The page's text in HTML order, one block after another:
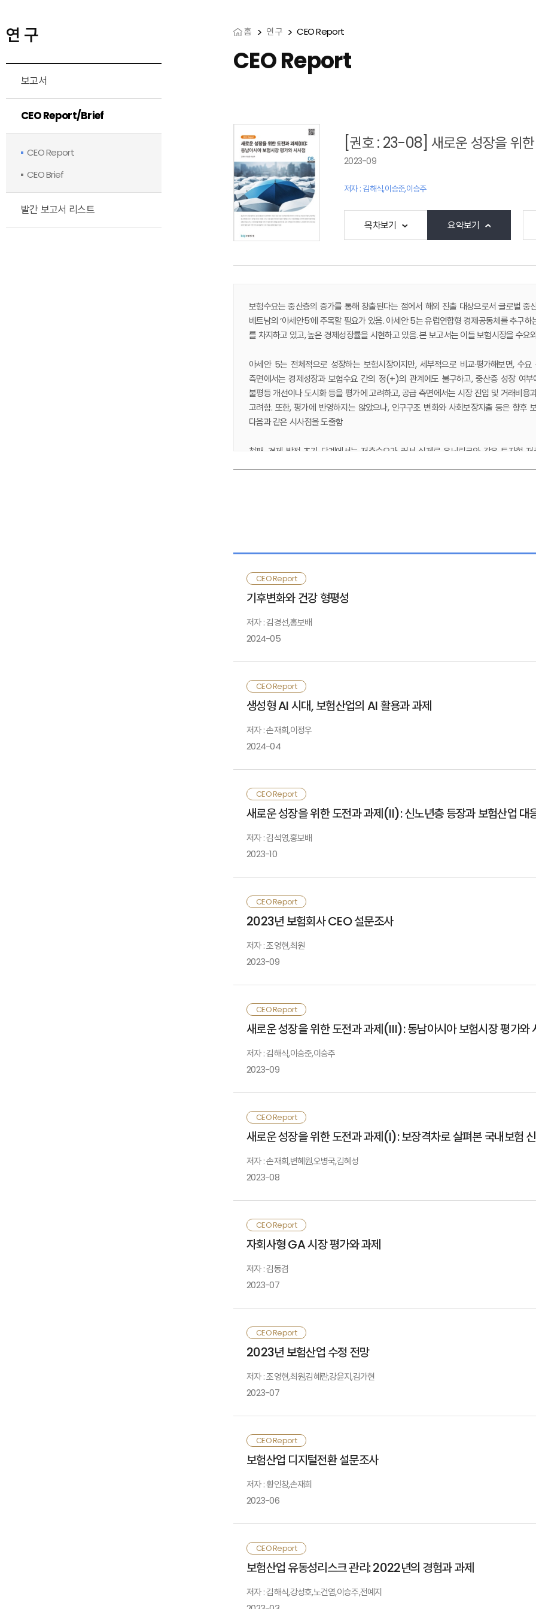
연 구
보고서
CEO Report/Brief
CEO Report
CEO Brief
발간 보고서 리스트
홈 연 구 CEO Report
CEO Report
[권호 : 23-08] 새로운 성장을 위
2023-09
저자 : 김해식,이승준,이승주
목차보기 요약보기
보험수요는 중산층의 증가를 통해 창출된다는 점에서 해외 진출 대상으로서 글로벌
베트남의 ‘아세안5’에 주목할 필요가 있음. 아세안 5는 유럽연합형 경제공동체를 추
를 차지하고 있고, 높은 경제성장률을 시현하고 있음. 본 보고서는 이들 보험시장을 수요
아세안 5는 전체적으로 성장하는 보험시장이지만, 세부적으로 비교·평가해보면,
측면에서는 경제성장과 보험수요 간의 정(+)의 관계에도 불구하고, 중산층 성장 여
불평등 개선이나 도시화 등을 평가에 고려하고, 공급 측면에서는 시장 진입 및 거래비
고려함. 또한, 평가에 반영하지는 않았으나, 인구구조 변화와 사회보장지출 등은 향
다음과 같은 시사점을 도출함
첫째, 경제 발전 초기 단계에서는 저축수요가 커서 실제로 유닛링크와 같은 투자형
셋째, 아세안 5는 대체로 젊은 인구구조를 보이지만, 지역별로 이미 고령화가 진행
있음. 산업화와 수출지향형 경제 발전에서 요양·간병은 단기적으로 자원배분의 우선순
마지막으로, 그동안 보험회사의 해외 진출은 대형보험회사의 전략적 옵션으로 여겨져 왔
Ⅱ. 동남아시아 보험시장의 특성
Ⅲ. 동남아시아 시장 평가와 시사점
·부록
CEO Report
기후변화와 건강 형평성
저자 : 김경선,홍보배
2024-05
기후변화는 건강에 악영향을 미칠 뿐만 아니라, 계층별 건강 격차를 심화시킬 수 있
보장하는 건강권(Right to Health)은 생존의 기초로서 중요한 국민의 기본 권리
실현하는 것은 국가의 중요한 과제임
모든 사람이 최적의 건강과 웰빙에 필요한 조건.자원을 갖는 건강 형평성은 사회·경제
감소시킴에 따라 취약계층의 건강 불평등이 심화되는 경향을 보임
우리나라에서도 기후변화에 따른 건강 위험이 취약계층 및 고령 인구 비중이 높
지역사회에서 폭염 사망 위험이 높고, 빈곤층과 기반 시설이 부족한 특정 지역이
영역에서도 소득계층별 건강 불평등을 심화시키는 것으로 확인됨건강 형평성을
관점에서 정교한 기후 관련 보건정책을 마련할 필요가 있음. 정부는 기후변화에
최소화하기 위해 노력해야 함. 또한 국민건강보험에서 기후변화에 영향을 많이 받는
보낼 필요가 있음. 또한 기후 위험에 대한 대비가 부족한 저소득층을 위해 소액보
위험과 관련하여 전체 건강 가치사슬을 따라 고객에게 부가서비스를 제공함으로써
제공 방안을 고민해 볼 수 있음
Ⅰ. 검토배경
Ⅱ. 기후변화에 따른 건강 형평성
Ⅲ. 건강 형평성 제고 방안
· 참고문헌
CEO Report
생성형 AI 시대, 보험산업의 AI 활용과 과제
저자 : 손재희,이정우
2024-04
생성형 AI는 이용자의 요구에 따라 새로운 콘텐츠를 인간과 상호작용이 가능한
관심이 고조되고 있는 환경에서 보험산업 내 AI 활용의 국내·외 사례와 성과를 살펴
보험업은 산업 내 가치사슬의 효율성 제고와 보험서비스 고도화를 위해 직접
보장하는 역할을 할 수 있음. 글로벌 보험회사의 생성형 AI 활용 사례를 살펴본 결
사용하고 있으며, 생성형 AI 활용을 통해 적용범위의 확대를 시도 중이나 아직까지
AI 활용과 관련된 금융보험산업 내 주요 이슈는 우선 설명가능성, 신뢰성, 편
금융감독기관은 이로 인해 발생할 수 있는 소비자 피해를 방지하고 금융기관의 책
생성형 AI 활용과 관련하여 물리적 망 분리 규제로 인한 제약 이슈가 있음. 그러
감염, 해킹 등의 위험도 간과할 수 없어 이에 대한 논의가 필요함
관련 시장 성장에 주목할 필요가 있음. AI를 통한 시장 혁신을 이루기 위해서는
요구됨. 더불어 AI 환경에서 보험산업이 위험에 대한 관리와 보장이라는 본연의 역
Ⅰ. 검토배경
Ⅱ. 보험산업 내 AI 활용 사례
Ⅲ. AI 활용 관련 주요 이슈
Ⅳ. 시사점
CEO Report
새로운 성장을 위한 도전과 과제(Ⅱ): 신노년층 등장과 보험산업 대
저자 : 김석영,홍보배
2023-10
베이비부머의 고령화로 노인인구가 급증하고, 저출산 현상으로 젊은 층의 인구가
향후 노인 세대의 사회적 부양 여건은 크게 악화될 것이나, 이들의 경제력이 향상
시장으로 부상함. 베이비부머들은 국민연금의 가입률과 수령액에 있어서 전 세대보
있음
최근 금융위원회는 산업 간 빅블러(Big Blur)화 진행 및 빅테크 기업의 보험업 진출
보험회사는 부수업무 및 자회사 형태의 신사업을 통해 고령화와 신노년층 등장
베이비부머 세대가 80~90세에 진입하여 요양서비스 수요가 급증할 것으로 예
요구됨. 은퇴 이후에 발생하는 주요 이벤트에 따른 고령자의 서비스 수요에 체계
보험회사는 인구구조 변화에 따른 수요 변화에 맞추어 신사업 전략을 추진하되, 고
정부는 요양수요 확대에 대응하기 위해 공급체계 다변화, 민간 돌봄서비스 활성화
균형을 모색해야 함
Ⅰ. 인구 구조와 노인 부양 여건
Ⅱ. 새로운 노년층과 금융 수요
Ⅲ. 신사업 방향 및 제언
· 참고문헌
CEO Report
2023년 보험회사 CEO 설문조사
저자 : 조영현,최원
2023-09
높은 불확실성이 지속되고 있는 경제·금융 환경에서 보험회사 CEO들을 대상으
청취하고자 설문조사를 실시하였음. 이번 설문조사에는 총 42명의 보험회사 CEO
보험회사 CEO들은 2024년 한국의 경기가 2023년과 유사하거나 소폭 변동할
최근보다 하락한 3.0~3.4% 수준이 될 것으로 예상함
대부분의 CEO들은 회계제도 전환으로 인한 영향이 없는 2024년에도 자사의 이
등 CSM이 큰 보장성 보험 판매에 집중할 것으로 답함
CEO들은 현재 보험시장의 영업경쟁이 강한 것으로 평가하고 있으며, GA의 높
CEO들은 보험산업이 해결해야 할 과제로 소비자 신뢰 제고, 보험모집 질서 확립, 신
해외사업을 추진하거나 확대할 계획을 갖고 있으며, 주로 동남아시아 지역에 관심이
회계제도 전환 이후 보험산업 이익이 증가했으나 이익 확보를 위한 영업경쟁은
한편으로는 소비자 신뢰제고, 신사업 확대 등을 통해 보험산업이 균형적으로 성장해
Ⅰ. 설문조사 배경
Ⅱ. 설문조사 결과
Ⅲ. 요약 및 시사점
·부록
CEO Report
새로운 성장을 위한 도전과 과제(Ⅲ): 동남아시아 보험시장 평가와
저자 : 김해식,이승준,이승주
2023-09
보험수요는 중산층의 증가를 통해 창출된다는 점에서 해외 진출 대상으로서 글로
필리핀과 베트남의 ‘아세안5’에 주목할 필요가 있음. 아세안 5는 유럽연합형
87.3%, GDP의 83.4%를 차지하고 있고, 높은 경제성장률을 시현하고 있음. 본 보
아세안 5는 전체적으로 성장하는 보험시장이지만, 세부적으로 비교·평가해보면, 수
소득 불평등 개선이나 도시화 등을 평가에 고려하고, 공급 측면에서는 시장 진입 및
살펴보는 과정을 통하여 다음과 같은 시사점을 도출함
첫째, 경제 발전 초기 단계에서는 저축수요가 커서 실제로 유닛링크와 같은 투
수요가 증가할 것이며 도시기반시설이 개선됨에 따라 자동차, 배상책임 등 손해보험
셋째, 아세안 5는 대체로 젊은 인구구조를 보이지만, 지역별로 이미 고령화가 진행
필요가 있음. 산업화와 수출지향형 경제 발전에서 요양·간병은 단기적으로 자원
필요함
Ⅰ. 왜 동남아시아인가?
Ⅱ. 동남아시아 보험시장의 특성
Ⅲ. 동남아시아 시장 평가와 시사점
·참고문헌
CEO Report
새로운 성장을 위한 도전과 과제(Ⅰ): 보장격차로 살펴본 국내보험
저자 : 손재희,변혜원,오병국,김혜성
2023-08
국내 보험회사는 사망, 장수, 건강, 재해, 배상책임 등 다양한 위험을 보장하는 상
이러한 가운데 인구고령화, 가구구조변화, MZ세대의 부상, 기후변화, 디지털 가
새로운 보장영역 및 위험관리 시장의 부상 가능성을 야기하고 있음
본 보고서는 보험업이 국내 환경변화에 따라 향후 관심을 가지고 보장 및 관리를 할
환경변화에 따른 보험 보장격차가 증가하는 원인을 수요측 원인과 공급측 원
배상책임위험으로 나타남. 자연재해와 사이버위험은 기존의 보장격차도 크고
경제적 영향도 및 위험을 낮추기 위한 기술개발의 어려움과 비용을 고려할 때 차순
주도적으로 보장하기 어려운 영역으로 정부와 협력(Public Private Partnership;
위험별 특성에 따라 신시장으로 성장하기 위한 구체적 전략의 차이는 있지만 공
파트너십의 강화이며, 둘째, 정부와 협력을 통한 위험인식 개선과 다양한 보험상
경험하지 못한 위험을 얼마나 빠르고 정확하게 분석하고 안정적으로 상품·서비스화
Ⅰ. 배경
Ⅱ. 보장격차와 신시장
Ⅲ. 시사점
·참고문헌
CEO Report
자회사형 GA 시장 평가와 과제
저자 : 김동겸
2023-07
보험회사가 영업조직의 운영효율성 개선과 GA 채널에 대한 통제권 확보를 목적으
영향을 미치고 있음
최근 설립되는 자회사형 GA는 업권별 활용 수준, 설립주체, 매출원천 측면에서 과
금융지주계열 보험회사도 판매자회사를 설립하면서 제판분리 유형이 다양화 되고
자회사형 GA 설립 증가는 보험상품 가입경로와 GA 시장 구조에 영향을 미치
손해보험상품 가입방식과 유사하게 전속설계사에서 GA 채널로 재편되고
GA(비자회사형 GA) 로 양분되고 있으며, 시장참여자 증가로 판매 경쟁이 심화되
향후 대면 모집시장은 전속설계사채널, 자회사형 GA, 일반 GA(비자회사형 GA)
한편, 금융감독당국은 판매인력 확보를 위한 GA업체 간 과도하고 무분별한 경쟁이
과거 제판일체·일사전속주의 영업환경에서 제정된 보험모집규제를 중·장기적으로 재
Ⅰ. 검토 배경
Ⅱ. 자회사형 GA 설립 배경
Ⅲ. 자회사형 GA 운영특징
Ⅳ. 영향 및 주요 과제
CEO Report
2023년 보험산업 수정 전망
저자 : 조영현,최원,김혜란,강윤지,김가현
2023-07
최근 주요국 경제성장률이 예상을 상회하고 금융여건이 개선되고 있으나, 근원물가
확대되는 경향이 나타나고 있음. 본고에서는 이러한 경제·금융·영업 환경을 고려하
2023년 생명보험 개인보험 초회보험료는 기저효과로 인해 전년 대비 44.7% 감
판매가 확대되어 2.0% 성장이 전망됨. 일반저축성보험은 전년도 고성장에 따른
감소로 9.6% 감소가 예상됨
손해보험 원수보험료는 장기손해보험과 일반손해보험 중심으로 전년 대비 4.4%
Ⅰ. 경영환경
Ⅱ. 전망
CEO Report
보험산업 디지털전환 설문조사
저자 : 황인창,손재희
2023-06
최근 ICT의 급속한 발전과 더불어 코로나 팬데믹을 거치면서 디지털전환을 통한 경
보험산업 디지털전환에 대한 설문조사 결과를 요약하면 다음과 같음. 보험회사
규제개선에 대한 인식이 높음. 현재 디지털전환 수준은 다양한 신기술을 활용하여
Ⅰ. 설문조사 개요
CEO Report
보험산업 유동성리스크 관리: 2022년의 경험과 과제
저자 : 김해식,강성호,노건엽,이승주,전예지